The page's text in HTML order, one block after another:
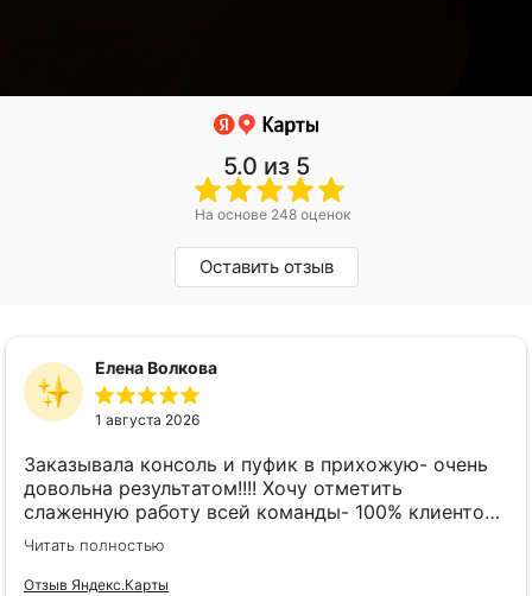
5.0 из 5
На основе 248 оценок
Оставить отзыв
Елена Волкова
1 августа 2026
Заказывала консоль и пуфик в прихожую- очень
довольна результатом!!!! Хочу отметить
слаженную работу всей команды- 100% клиенто
ориентированная команда!!!! При заказе
внимательно слушают заказчика , что очень
облегчает подбор материала и цвета. Четкая
Читать полностью
Отзыв Яндекс.Карты